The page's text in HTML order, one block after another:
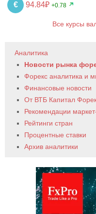
€ 94.84₽ +0.78
Все курсы
Аналитика
Новости рынка
Форекс аналитика и
Финансовые новости
От ВТБ Капитал
Рекомендации
Рейтинги стран
Процентные ставки
Архив аналитики